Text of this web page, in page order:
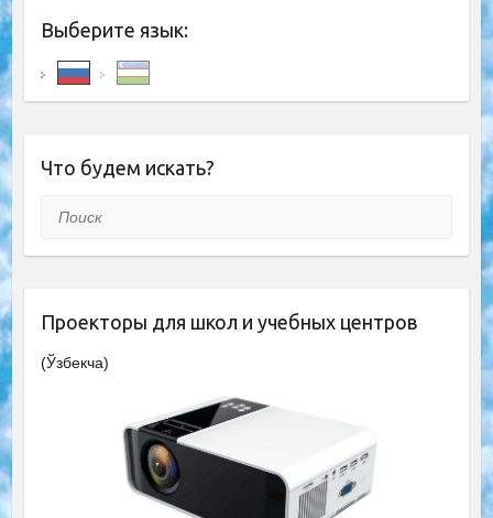
Выберите язык:
Что будем искать?
Поиск
Проекторы для школ и учебных центров
(Ўзбекча)